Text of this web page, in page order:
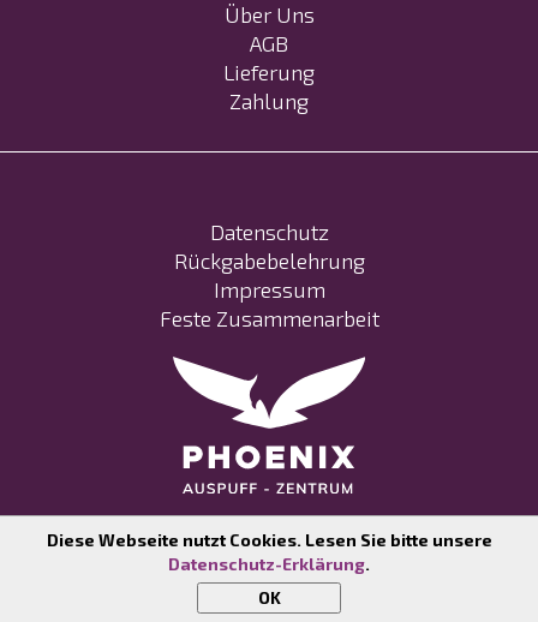
Über Uns
AGB
Lieferung
Zahlung
Datenschutz
Rückgabebelehrung
Impressum
Feste Zusammenarbeit
ALL RIGHTS RESERVED
Diese Webseite nutzt Cookies. Lesen Sie bitte unsere
Datenschutz-Erklärung.